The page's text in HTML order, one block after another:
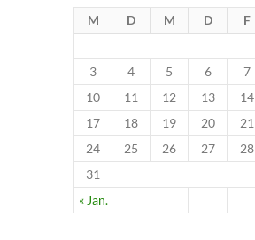
M D M D F
« Jan.
3
4 5 6 7
10
11 12 13 14
17
18 19 20 21
24
25 26 27 28
31